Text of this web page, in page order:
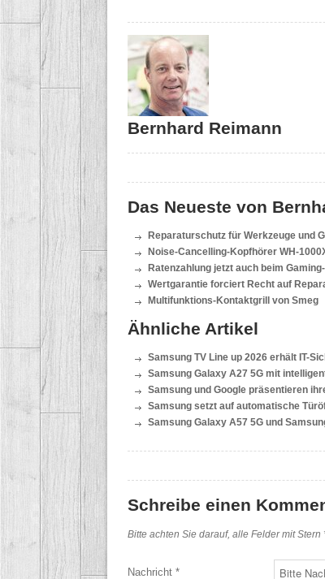
Bernhard Reimann
Das Neueste von
Reparaturschutz für Werkzeuge und
Noise-Cancelling-Kopfhörer WH-
Ratenzahlung jetzt auch beim
Wertgarantie forciert Recht auf
Multifunktions-Kontaktgrill von Smeg
Ähnliche Artikel
Samsung TV Line up 2026 erhält IT-
Samsung Galaxy A27 5G mit
Samsung und Google präsentieren
Samsung setzt auf automatische
Samsung Galaxy A57 5G und
Schreibe einen
Bitte achten Sie darauf, alle Felder mit
Nachricht *